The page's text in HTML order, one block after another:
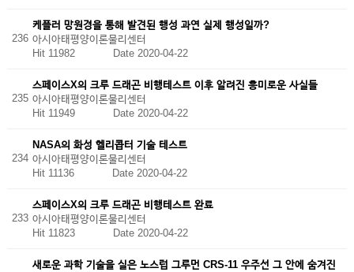
236
케플러 망원경을 통해 발견된 행성 과연 실제 행성일까?
아시아태평양이론물리센터
Hit 11982 Date 2020-04-22
235
스페이스X의 크루 드래곤 비행테스트 이후 알려진 흥미로운 사실들
아시아태평양이론물리센터
Hit 11949 Date 2020-04-22
234
NASA의 화성 헬리콥터 기술 테스트
아시아태평양이론물리센터
Hit 11136 Date 2020-04-22
233
스페이스X의 크루 드래곤 비행테스트 완료
아시아태평양이론물리센터
Hit 11823 Date 2020-04-22
새로운 과학 기술을 실은 노스럽 그루먼 CRS-11 우주선 그 안에 숨겨진